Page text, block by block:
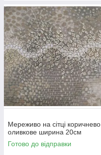
Мереживо на сітці коричнево
оливкове ширина 20см
Готово до відправки